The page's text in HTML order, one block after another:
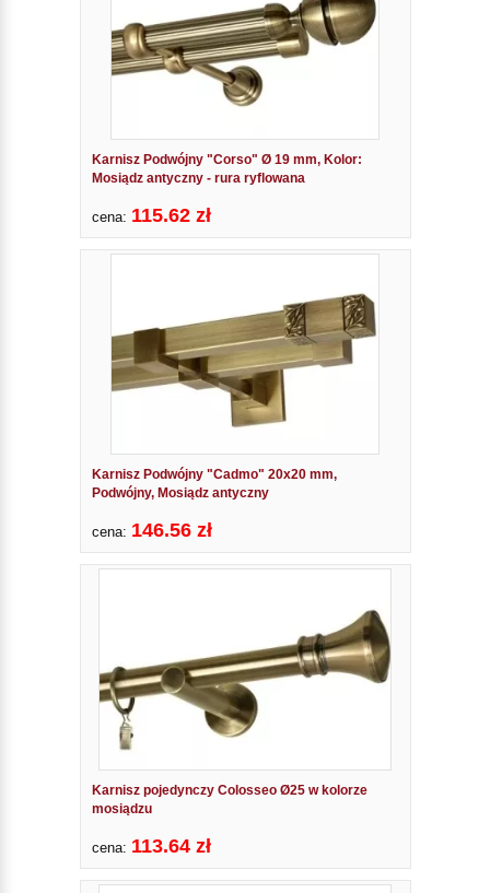
Karnisz Podwójny "Corso" Ø 19 mm, Kolor:
Mosiądz antyczny - rura ryflowana
cena: 115.62 zł
Karnisz Podwójny "Cadmo" 20x20 mm,
Podwójny, Mosiądz antyczny
cena: 146.56 zł
Karnisz pojedynczy Colosseo Ø25 w kolorze
mosiądzu
cena: 113.64 zł